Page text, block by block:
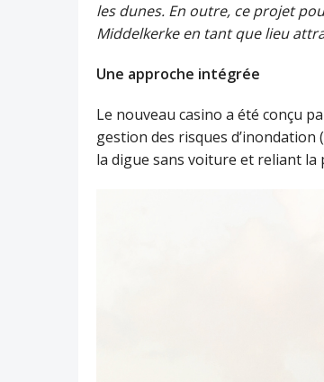
les dunes. En outre, ce projet
Middelkerke en tant que lieu
Une approche intégrée
Le nouveau casino a été conçu
gestion des risques d’inondation
la digue sans voiture et reliant la